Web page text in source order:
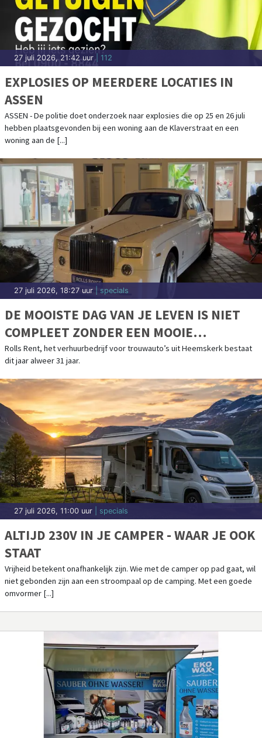
27 juli 2026, 21:42 uur| 112
EXPLOSIES OP MEERDERE LOCATIES IN
ASSEN
ASSEN - De politie doet onderzoek naar explosies die op 25 en 26 juli
hebben plaatsgevonden bij een woning aan de Klaverstraat en een
woning aan de [...]
27 juli 2026, 18:27 uur | specials
DE MOOISTE DAG VAN JE LEVEN IS NIET
COMPLEET ZONDER EEN MOOIE
TROUWAUTO
Rolls Rent, het verhuurbedrijf voor trouwauto’s uit Heemskerk bestaat
dit jaar alweer 31 jaar.
27 juli 2026, 11:00 uur | specials
ALTIJD 230V IN JE CAMPER - WAAR JE OOK
STAAT
Vrijheid betekent onafhankelijk zijn. Wie met de camper op pad gaat, wil
niet gebonden zijn aan een stroompaal op de camping. Met een goede
omvormer [...]